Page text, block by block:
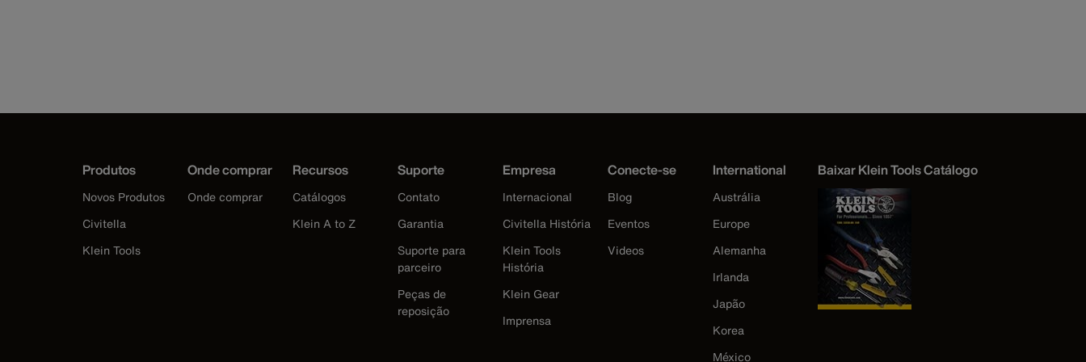
Produtos
Novos Produtos
Civitella
Klein Tools
Onde comprar
Onde comprar
Recursos
Catálogos
Klein A to Z
Suporte
Contato
Garantia
Suporte para
parceiro
Peças de
reposição
Empresa
Internacional
Civitella História
Klein Tools
História
Klein Gear
Imprensa
Conecte-se
Blog
Eventos
Videos
International
Austrália
Europe
Alemanha
Irlanda
Japão
Korea
México
Baixar Klein Tools Catálogo